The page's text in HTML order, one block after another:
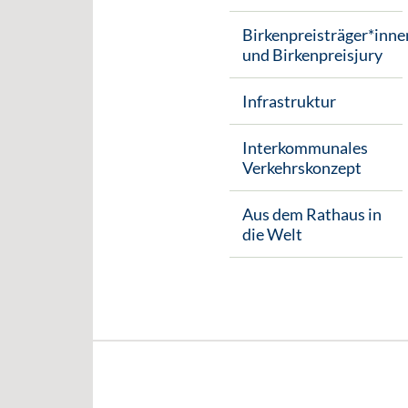
und Birkenpreisjury
Infrastruktur
Interkommunales
Verkehrskonzept
Aus dem Rathaus in
die Welt